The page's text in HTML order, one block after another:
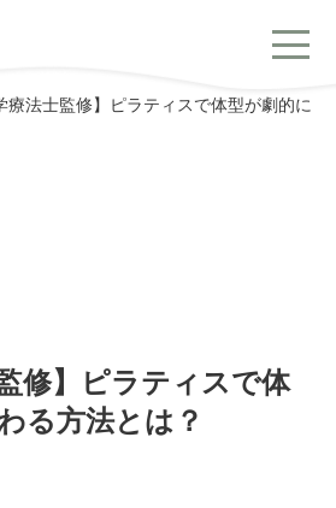
療法士監修】ピラティスで体型が劇的に
修】ピラティスで体
る方法とは？